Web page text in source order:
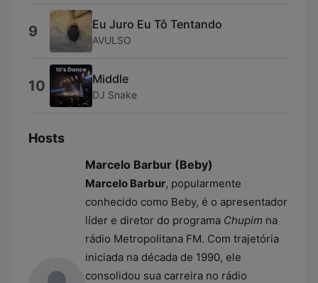
9 Eu Juro Eu Tô Tentando
AVULSO
10 Middle
DJ Snake
Hosts
Marcelo Barbur (Beby)
Marcelo Barbur, popularmente
conhecido como Beby, é o apresentador
líder e diretor do programa Chupim na
rádio Metropolitana FM. Com trajetória
iniciada na década de 1990, ele
consolidou sua carreira no rádio